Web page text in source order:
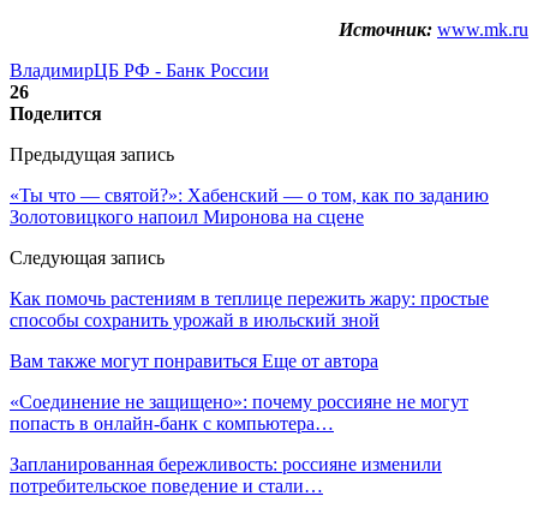
Источник: www.mk.ru
ВладимирЦБ РФ - Банк России
26
Поделится
Предыдущая запись
«Ты что — святой?»: Хабенский — о том, как по заданию
Золотовицкого напоил Миронова на сцене
Следующая запись
Как помочь растениям в теплице пережить жару: простые
способы сохранить урожай в июльский зной
Вам также могут понравиться Еще от автора
«Соединение не защищено»: почему россияне не могут
попасть в онлайн-банк с компьютера…
Запланированная бережливость: россияне изменили
потребительское поведение и стали…